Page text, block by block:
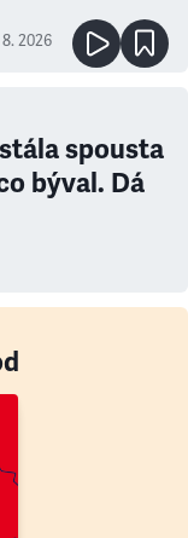
2026
spousta
býval. Dá